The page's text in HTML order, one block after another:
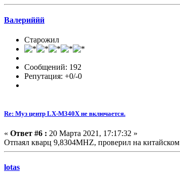
Валериййй
Старожил
Сообщений: 192
Репутация: +0/-0
Re: Муз центр LX-M340X не включается.
« Ответ #6 : 20 Марта 2021, 17:17:32 »
Отпаял кварц 9,8304MHZ, проверил на
lotas